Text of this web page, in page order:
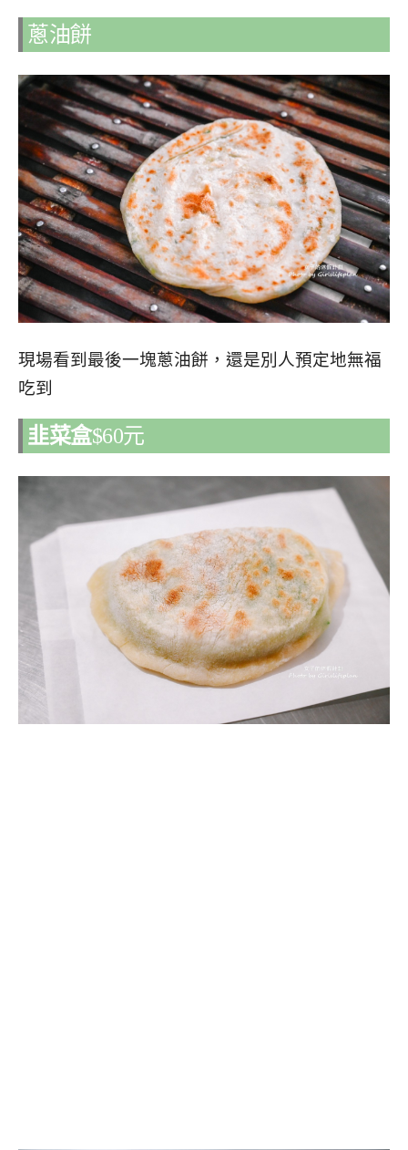
蔥油餅
現場看到最後一塊蔥油餅，還是別人預定地無福
吃到
韭菜盒$60元